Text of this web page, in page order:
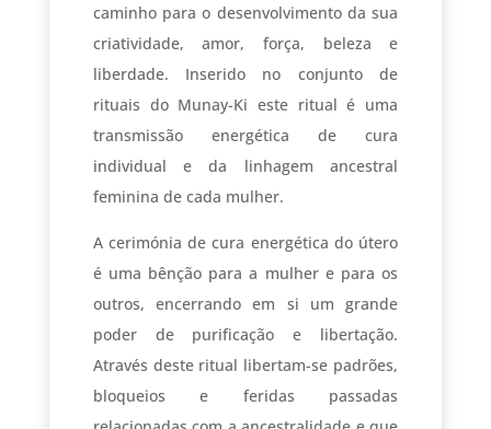
caminho para o desenvolvimento da sua
criatividade, amor, força, beleza e
liberdade. Inserido no conjunto de
rituais do Munay-Ki este ritual é uma
transmissão energética de cura
individual e da linhagem ancestral
feminina de cada mulher.
A cerimónia de cura energética do útero
é uma bênção para a mulher e para os
outros, encerrando em si um grande
poder de purificação e libertação.
Através deste ritual libertam-se padrões,
bloqueios e feridas passadas